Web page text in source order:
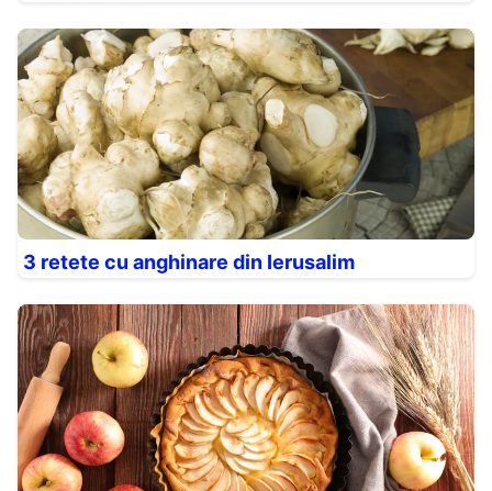
3 retete cu anghinare din Ierusalim